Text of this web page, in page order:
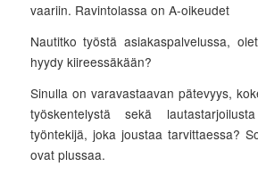
vaariin. Ravintolassa on A-oikeudet
Nautitko työstä asiakaspalvelussa,
hyydy kiireessäkään?
Sinulla on varavastaavan pätevyys,
työskentelystä sekä
työntekijä, joka joustaa tarvittaessa?
ovat plussaa.